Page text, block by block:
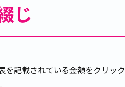
じ
記載されている金額をクリッ